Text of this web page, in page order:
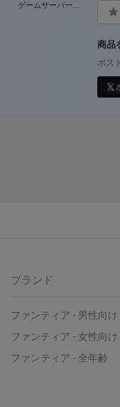
ゲームサーバー公開ツール の開発支援
商品
ポス
ブランド
ファンティア - 男性向け
ファンティア - 女性向け
ファンティア - 全年齢